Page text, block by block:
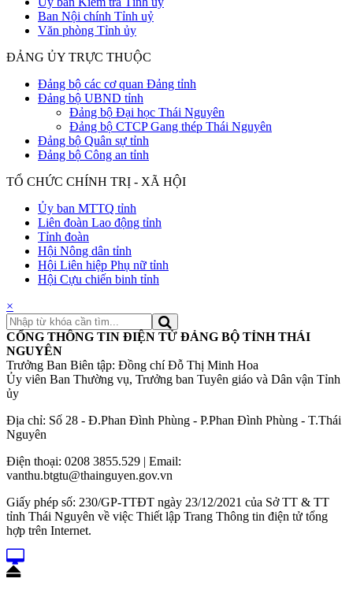
Ban Nội chính Tỉnh uỷ
Văn phòng Tỉnh ủy
ĐẢNG ỦY TRỰC THUỘC
Đảng bộ các cơ quan Đảng tỉnh
Đảng bộ UBND tỉnh
Đảng bộ Đại học Thái Nguyên
Đảng bộ CTCP Gang thép Thái Nguyên
Đảng bộ Quân sự tỉnh
Đảng bộ Công an tỉnh
TỔ CHỨC CHÍNH TRỊ - XÃ HỘI
Ủy ban MTTQ tỉnh
Liên đoàn Lao động tỉnh
Tỉnh đoàn
Hội Nông dân tỉnh
Hội Liên hiệp Phụ nữ tỉnh
Hội Cựu chiến binh tỉnh
×
CỔNG THÔNG TIN ĐIỆN TỬ ĐẢNG BỘ TỈNH THÁI
NGUYÊN
Trưởng Ban Biên tập: Đồng chí Đỗ Thị Minh Hoa
Ủy viên Ban Thường vụ, Trưởng ban Tuyên giáo và Dân vận Tỉnh
ủy
Địa chỉ: Số 28 - Đ.Phan Đình Phùng - P.Phan Đình Phùng - T.Thái
Nguyên
Điện thoại: 0208 3855.529 | Email:
vanthu.btgtu@thainguyen.gov.vn
Giấy phép số: 230/GP-TTĐT ngày 23/12/2021 của Sở TT & TT
tỉnh Thái Nguyên về việc Thiết lập Trang Thông tin điện tử tổng
hợp trên Internet.